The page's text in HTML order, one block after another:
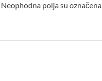
Neophodna polja su označena